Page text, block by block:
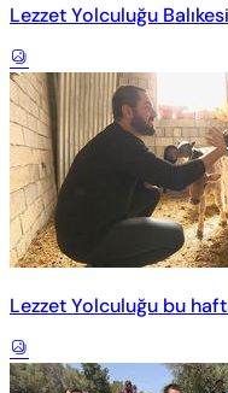
Lezzet Yolculuğu
Lezzet Yolculuğu bu